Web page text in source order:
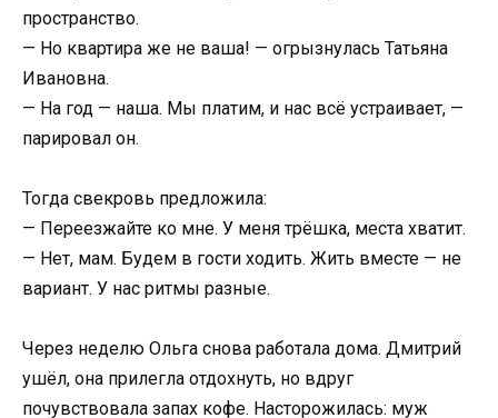
пространство.
— Но квартира же не ваша! — огрызнулась Татьяна
Ивановна.
— На год — наша. Мы платим, и нас всё устраивает, —
парировал он.
Тогда свекровь предложила:
— Переезжайте ко мне. У меня трёшка, места хватит.
— Нет, мам. Будем в гости ходить. Жить вместе — не
вариант. У нас ритмы разные.
Через неделю Ольга снова работала дома. Дмитрий
ушёл, она прилегла отдохнуть, но вдруг
почувствовала запах кофе. Насторожилась: муж